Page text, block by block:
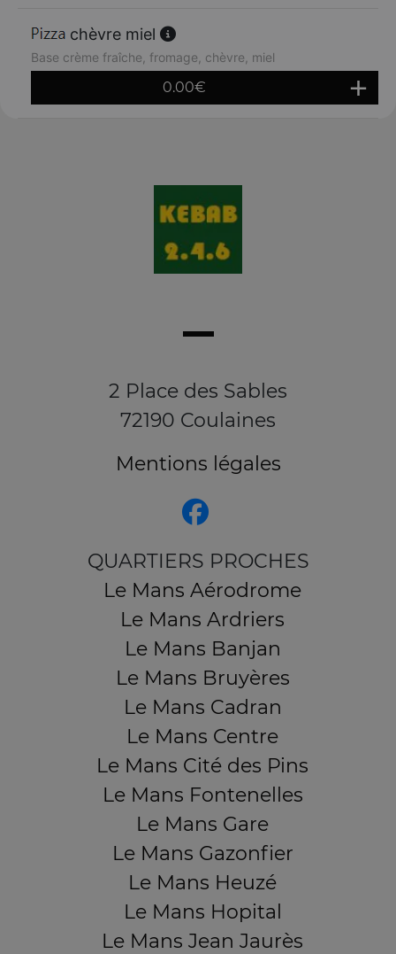
chèvre miel
Base crème fraîche, fromage, chèvre, miel
0.00€
2 Place des Sables
72190 Coulaines
Mentions légales
QUARTIERS PROCHES
Le Mans Aérodrome
Le Mans Ardriers
Le Mans Banjan
Le Mans Bruyères
Le Mans Cadran
Le Mans Centre
Le Mans Cité des Pins
Le Mans Fontenelles
Le Mans Gare
Le Mans Gazonfier
Le Mans Heuzé
Le Mans Hopital
Le Mans Jean Jaurès